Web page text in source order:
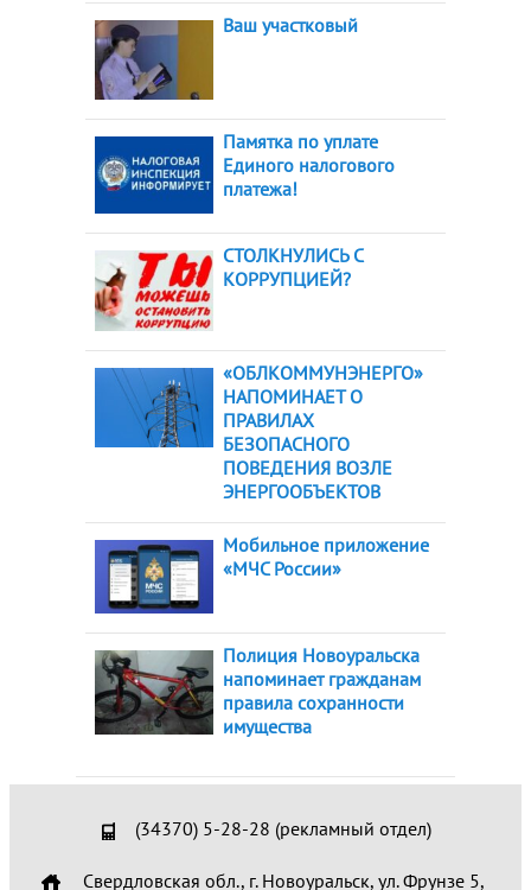
Ваш участковый
Памятка по уплате
Единого налогового
платежа!
СТОЛКНУЛИСЬ С
КОРРУПЦИЕЙ?
«ОБЛКОММУНЭНЕРГО»
НАПОМИНАЕТ О
ПРАВИЛАХ
БЕЗОПАСНОГО
ПОВЕДЕНИЯ ВОЗЛЕ
ЭНЕРГООБЪЕКТОВ
Мобильное приложение
«МЧС России»
Полиция Новоуральска
напоминает гражданам
правила сохранности
имущества
(34370) 5-28-28 (рекламный отдел)
Свердловская обл., г. Новоуральск, ул. Фрунзе 5,